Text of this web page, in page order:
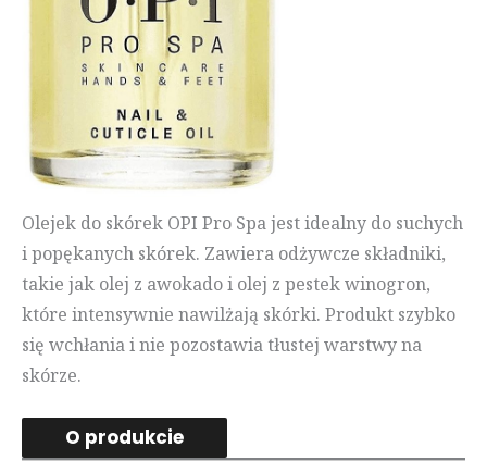
Olejek do skórek OPI Pro Spa jest idealny do suchych
i popękanych skórek. Zawiera odżywcze składniki,
takie jak olej z awokado i olej z pestek winogron,
które intensywnie nawilżają skórki. Produkt szybko
się wchłania i nie pozostawia tłustej warstwy na
skórze.
O produkcie